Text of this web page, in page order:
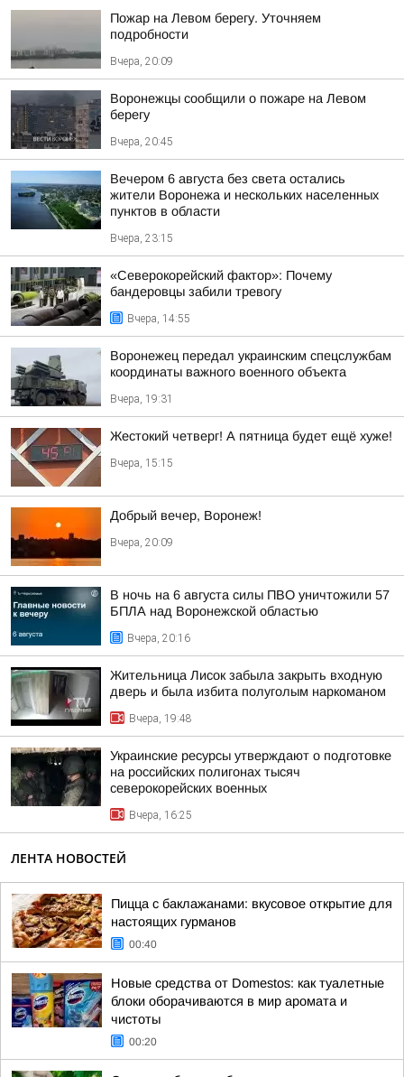
Пожар на Левом берегу. Уточняем
подробности
Вчера, 20:09
Воронежцы сообщили о пожаре на Левом
берегу
Вчера, 20:45
Вечером 6 августа без света остались
жители Воронежа и нескольких населенных
пунктов в области
Вчера, 23:15
«Северокорейский фактор»: Почему
бандеровцы забили тревогу
Вчера, 14:55
Воронежец передал украинским спецслужбам
координаты важного военного объекта
Вчера, 19:31
Жестокий четверг! А пятница будет ещё хуже!
Вчера, 15:15
Добрый вечер, Воронеж!
Вчера, 20:09
В ночь на 6 августа силы ПВО уничтожили 57
БПЛА над Воронежской областью
Вчера, 20:16
Жительница Лисок забыла закрыть входную
дверь и была избита полуголым наркоманом
Вчера, 19:48
Украинские ресурсы утверждают о подготовке
на российских полигонах тысяч
северокорейских военных
Вчера, 16:25
ЛЕНТА НОВОСТЕЙ
Пицца с баклажанами: вкусовое открытие для
настоящих гурманов
00:40
Новые средства от Domestos: как туалетные
блоки оборачиваются в мир аромата и
чистоты
00:20